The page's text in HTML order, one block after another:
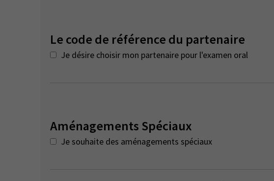
Le code de référence du partenaire
Je désire choisir mon partenaire pour l'examen oral
Aménagements Spéciaux
Je souhaite des aménagements spéciaux